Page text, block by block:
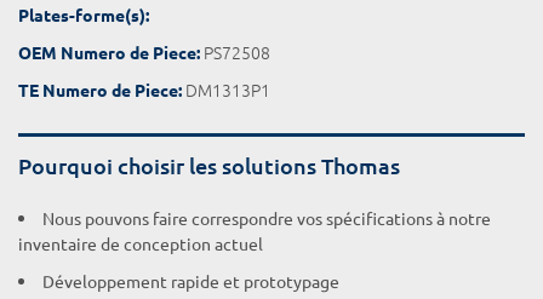
Plates-forme(s):
OEM Numero de Piece: PS72508
TE Numero de Piece: DM1313P1
Pourquoi choisir les solutions Thomas
Nous pouvons faire correspondre vos spécifications à notre
inventaire de conception actuel
Développement rapide et prototypage